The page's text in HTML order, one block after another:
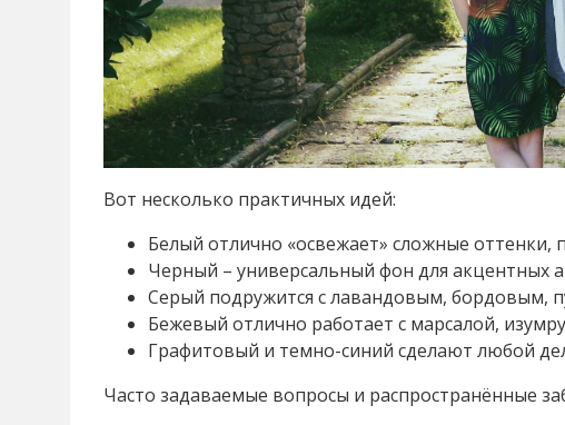
Вот несколько практичных идей:
Белый отлично «освежает» сложные оттенки,
Черный – универсальный фон для акцентных
Серый подружится с лавандовым, бордовым,
Бежевый отлично работает с марсалой,
Графитовый и темно-синий сделают любой
Часто задаваемые вопросы и распространённые